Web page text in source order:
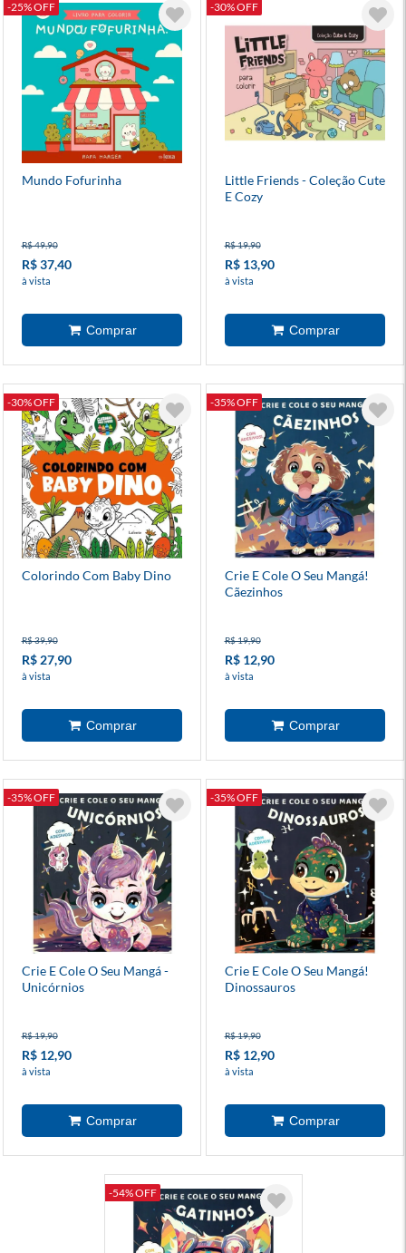
-25% OFF
Mundo Fofurinha
R$ 49,90
R$ 37,40
à vista
-30% OFF
Little Friends - Coleção Cute
E Cozy
R$ 19,90
R$ 13,90
à vista
-30% OFF
Colorindo Com Baby Dino
R$ 39,90
R$ 27,90
à vista
-35% OFF
Crie E Cole O Seu Mangá!
Cãezinhos
R$ 19,90
R$ 12,90
à vista
-35% OFF
Crie E Cole O Seu Mangá -
Unicórnios
R$ 19,90
R$ 12,90
à vista
-35% OFF
Crie E Cole O Seu Mangá!
Dinossauros
R$ 19,90
R$ 12,90
à vista
-54% OFF